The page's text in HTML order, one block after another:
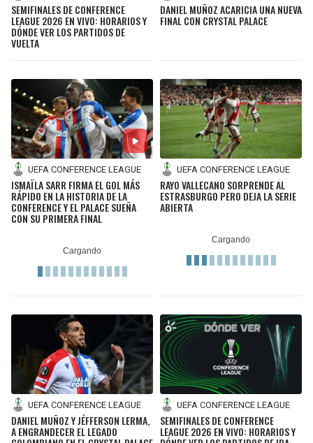
SEMIFINALES DE CONFERENCE
LEAGUE 2026 EN VIVO: HORARIOS Y
DÓNDE VER LOS PARTIDOS DE
VUELTA
DANIEL MUÑOZ ACARICIA UNA NUEVA
FINAL CON CRYSTAL PALACE
UEFA CONFERENCE LEAGUE
ISMAÏLA SARR FIRMA EL GOL MÁS
RÁPIDO EN LA HISTORIA DE LA
CONFERENCE Y EL PALACE SUEÑA
CON SU PRIMERA FINAL
UEFA CONFERENCE LEAGUE
RAYO VALLECANO SORPRENDE AL
ESTRASBURGO PERO DEJA LA SERIE
ABIERTA
UEFA CONFERENCE LEAGUE
DANIEL MUÑOZ Y JÉFFERSON LERMA,
A ENGRANDECER EL LEGADO
UEFA CONFERENCE LEAGUE
SEMIFINALES DE CONFERENCE
LEAGUE 2026 EN VIVO: HORARIOS Y